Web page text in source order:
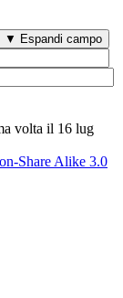
▼ Espandi campo
volta il 16 lug
Share Alike 3.0